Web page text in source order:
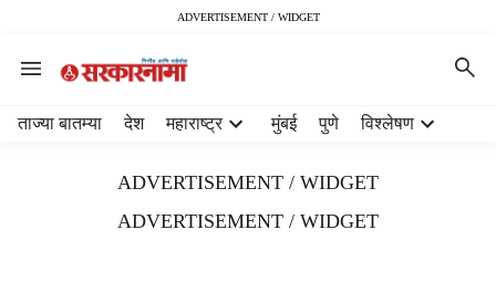
ADVERTISEMENT / WIDGET
ताज्या बातम्या देश महाराष्ट्र मुंबई पुणे विश्लेषण
ADVERTISEMENT / WIDGET
ADVERTISEMENT / WIDGET